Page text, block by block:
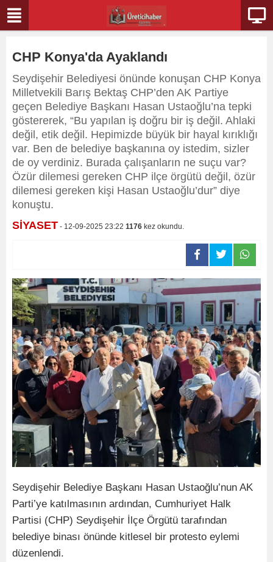
CHP Konya'da Ayaklandı
Seydişehir Belediyesi önünde konuşan CHP Konya
Milletvekili Barış Bektaş CHP’den AK Partiye
geçen Belediye Başkanı Hasan Ustaoğlu’na tepki
göstererek, “Bu yapılan iş doğru bir iş değil. Ahlaki
değil, etik değil. Hepimizde büyük bir hayal kırıklığı
var. Ben de belediye başkanına oy istedim, sizler
de oy verdiniz. Burada çalışanların ne suçu var?
Özür dilemesi gereken CHP ilçe örgütü değil, özür
dilemesi gereken kişi Hasan Ustaoğlu’dur” diye
konuştu.
SİYASET - 12-09-2025 23:22 1176 kez okundu.
Seydişehir Belediye Başkanı Hasan Ustaoğlu’nun AK
Parti’ye katılmasının ardından, Cumhuriyet Halk
Partisi (CHP) Seydişehir İlçe Örgütü tarafından
belediye binası önünde kitlesel bir protesto eylemi
düzenlendi.